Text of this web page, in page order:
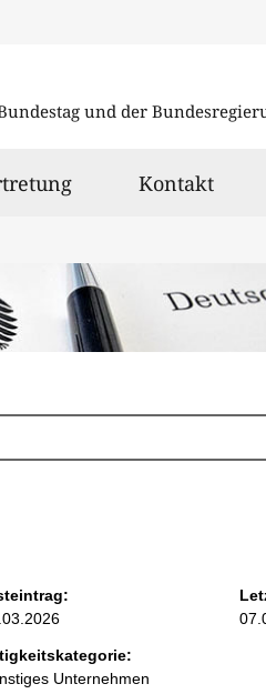
und der
Kontakt
Unternehmen